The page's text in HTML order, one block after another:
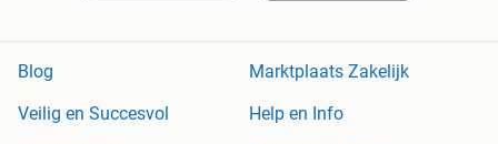
Blog
Marktplaats Zakelijk
Veilig en Succesvol
Help en Info